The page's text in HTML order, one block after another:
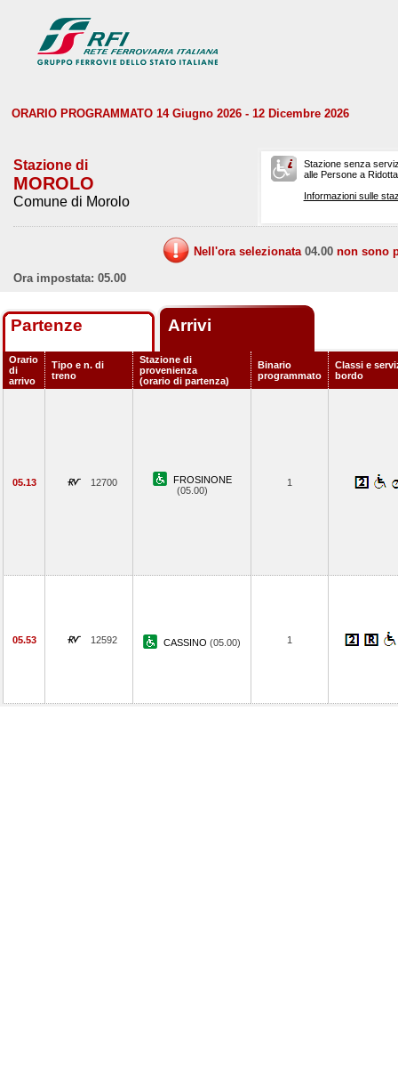
ORARIO PROGRAMMATO 14 Giugno 2026 - 12 Dicembre 2026
Stazione di
MOROLO
Comune di Morolo
Stazione senza
alle Persone a
Informazioni sulle
Nell'ora selezionata 04.00 non sono
Ora impostata: 05.00
Partenze Arrivi
Orario
di
arrivo
Tipo e n. di
treno
Stazione di
provenienza
(orario di partenza)
Binario
programmato
Classi e
bordo
05.13 12700
FROSINONE
(05.00)
1
05.53 12592 CASSINO (05.00) 1